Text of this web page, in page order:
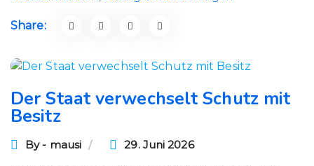
Share:
Der Staat verwechselt Schutz mit
Besitz
By - mausi 29. Juni 2026